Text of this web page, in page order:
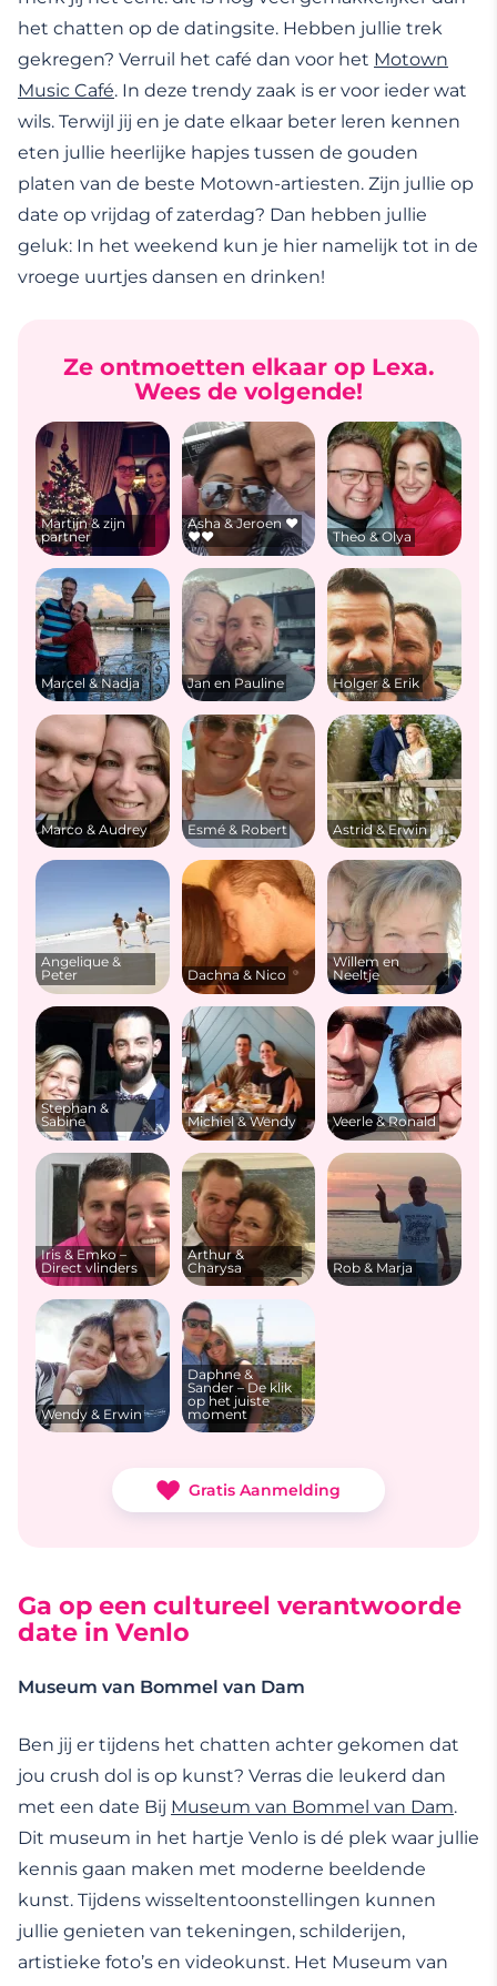
het chatten op de datingsite. Hebben jullie trek
gekregen? Verruil het café dan voor het Motown
Music Café. In deze trendy zaak is er voor ieder wat
wils. Terwijl jij en je date elkaar beter leren kennen
eten jullie heerlijke hapjes tussen de gouden
platen van de beste Motown-artiesten. Zijn jullie op
date op vrijdag of zaterdag? Dan hebben jullie
geluk: In het weekend kun je hier namelijk tot in de
vroege uurtjes dansen en drinken!
Ze ontmoetten elkaar op Lexa.
Wees de volgende!
Martijn & zijn
partner
Asha & Jeroen ❤️
❤️❤️
Theo & Olya
Marcel & Nadja Jan en Pauline Holger & Erik
Marco & Audrey Esmé & Robert Astrid & Erwin
Angelique &
Peter
Dachna & Nico
Willem en
Neeltje
Stephan &
Sabine
Michiel & Wendy Veerle & Ronald
Iris & Emko –
Direct vlinders
Arthur &
Charysa
Rob & Marja
Wendy & Erwin
Daphne &
Sander – De klik
op het juiste
moment
Gratis Aanmelding
Ga op een cultureel verantwoorde
date in Venlo
Museum van Bommel van Dam
Ben jij er tijdens het chatten achter gekomen dat
jou crush dol is op kunst? Verras die leukerd dan
met een date Bij Museum van Bommel van Dam.
Dit museum in het hartje Venlo is dé plek waar jullie
kennis gaan maken met moderne beeldende
kunst. Tijdens wisseltentoonstellingen kunnen
jullie genieten van tekeningen, schilderijen,
artistieke foto’s en videokunst. Het Museum van